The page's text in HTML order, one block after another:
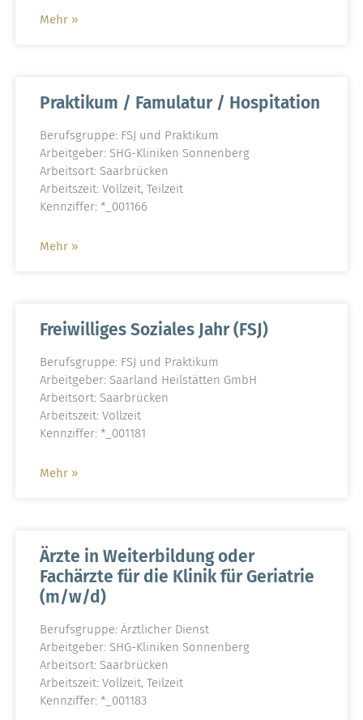
Mehr »
Praktikum / Famulatur / Hospitation
Berufsgruppe: FSJ und Praktikum
Arbeitgeber: SHG-Kliniken Sonnenberg
Arbeitsort: Saarbrücken
Arbeitszeit: Vollzeit, Teilzeit
Kennziffer: *_001166
Mehr »
Freiwilliges Soziales Jahr (FSJ)
Berufsgruppe: FSJ und Praktikum
Arbeitgeber: Saarland Heilstätten GmbH
Arbeitsort: Saarbrücken
Arbeitszeit: Vollzeit
Kennziffer: *_001181
Mehr »
Ärzte in Weiterbildung oder
Fachärzte für die Klinik für Geriatrie
(m/w/d)
Berufsgruppe: Ärztlicher Dienst
Arbeitgeber: SHG-Kliniken Sonnenberg
Arbeitsort: Saarbrücken
Arbeitszeit: Vollzeit, Teilzeit
Kennziffer: *_001183